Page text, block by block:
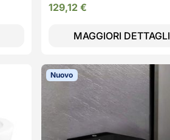
129,12 €
MAGGIORI DETTAGLI
Nuovo